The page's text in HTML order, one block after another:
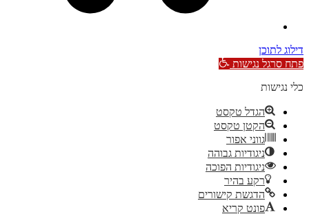
דילוג לתוכן
פתח סרגל נגישות
כלי נגישות
הגדל טקסט
הקטן טקסט
גווני אפור
ניגודיות גבוהה
ניגודיות הפוכה
רקע בהיר
הדגשת קישורים
פונט קריא